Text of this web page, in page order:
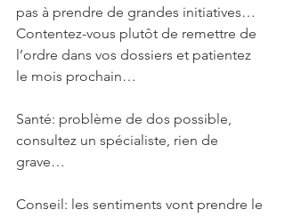
pas à prendre de grandes initiatives…
Contentez-vous plutôt de remettre de
l’ordre dans vos dossiers et patientez
le mois prochain…
Santé: problème de dos possible,
consultez un spécialiste, rien de
grave…
Conseil: les sentiments vont prendre le